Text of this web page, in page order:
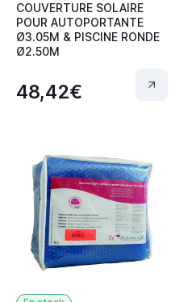
COUVERTURE SOLAIRE
POUR AUTOPORTANTE
Ø3.05M & PISCINE RONDE
Ø2.50M
48,42€